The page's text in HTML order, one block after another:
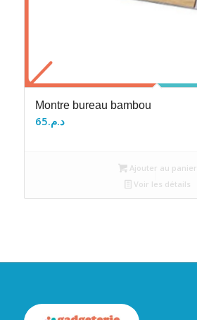
Montre bureau bambou
د.م.65
Ajouter au panier
Voir les détails